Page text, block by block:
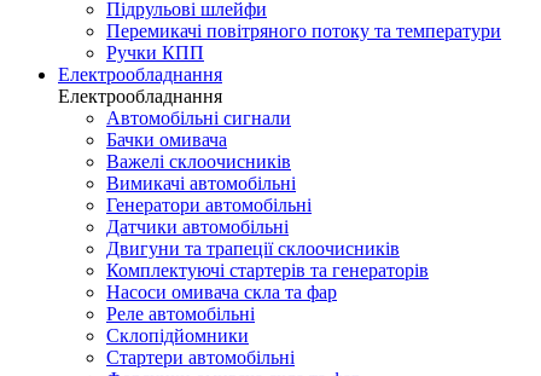
Підрульові шлейфи
Перемикачі повітряного потоку та температури
Ручки КПП
Електрообладнання
Електрообладнання
Автомобільні сигнали
Бачки омивача
Важелі склоочисників
Вимикачі автомобільні
Генератори автомобільні
Датчики автомобільні
Двигуни та трапеції склоочисників
Комплектуючі стартерів та генераторів
Насоси омивача скла та фар
Реле автомобільні
Склопідйомники
Стартери автомобільні